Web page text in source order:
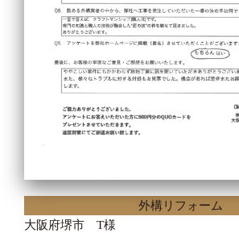
外構リフォーム
大阪府堺市 T様